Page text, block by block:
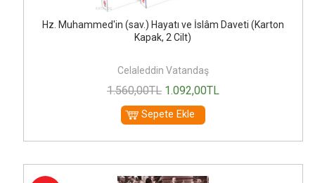
Hz. Muhammed'in (sav.) Hayatı ve İslâm Daveti (Karton
Kapak, 2 Cilt)
Celaleddin Vatandaş
1.560,00TL 1.092,00TL
Sepete Ekle